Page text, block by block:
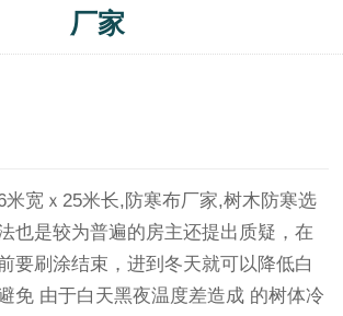
厂家
米宽ｘ25米长, 防寒布厂家,树木防寒选
也是较为普遍的房主还提出质疑，在
要刷涂结束，进到冬天就可以降低白
免 由于白天黑夜温度差造成 的树体冷